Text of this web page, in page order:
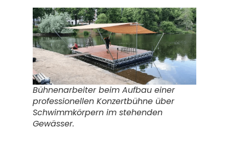
Bühnenarbeiter beim Aufbau einer
professionellen Konzertbühne über
Schwimmkörpern im stehenden
Gewässer.